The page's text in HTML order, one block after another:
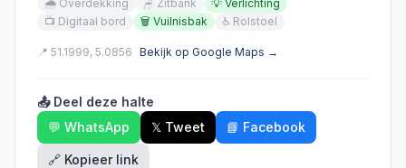
🌧️ Overdekking 🪑 Zitbank 💡 Verlichting
📺 Digitaal bord 🗑️ Vuilnisbak ♿ Rolstoel
📍 51.1999, 5.0856 Bekijk op Google Maps →
📤 Deel deze halte
💬 WhatsApp
𝕏 Tweet 📘 Facebook
🔗 Kopieer link